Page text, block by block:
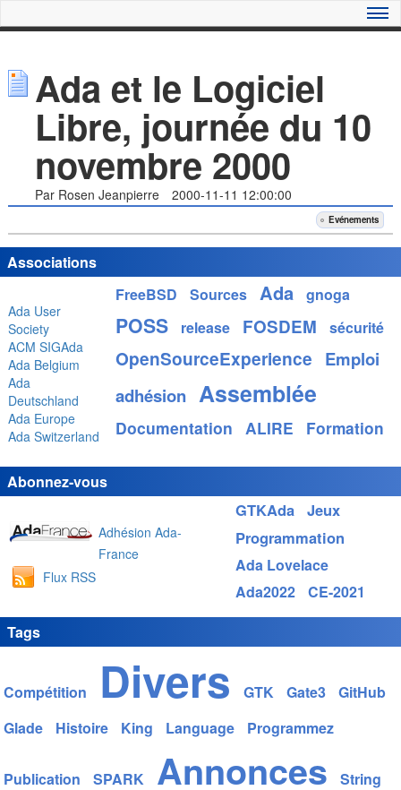
Ada et le Logiciel
Libre, journée du 10
novembre 2000
Par Rosen Jeanpierre 2000-11-11 12:00:00
Evénements
Associations
Ada User
Society
ACM SIGAda
Ada Belgium
Ada
Deutschland
Ada Europe
Ada Switzerland
Abonnez-vous
Adhésion Ada-
France
Flux RSS
Tags
FreeBSD Sources Ada gnoga
POSS release FOSDEM sécurité
OpenSourceExperience Emploi
adhésion Assemblée
Documentation ALIRE Formation
GTKAda Jeux
Programmation
Ada Lovelace
Ada2022
CE-2021
Compétition Divers GTK Gate3
GitHub
Glade
Histoire King Language Programmez
Publication SPARK Annonces String